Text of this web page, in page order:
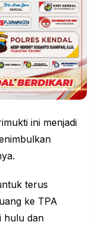
ini menjadi
terus
ke TPA
hulu dan